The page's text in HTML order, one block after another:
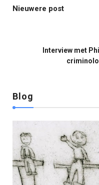
Nieuwere post
Interview met
Blog
